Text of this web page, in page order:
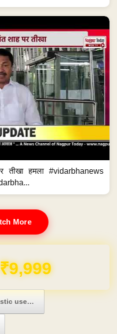
तीखा हमला #vidarbhanews
More
FREE for 1 Year
use…